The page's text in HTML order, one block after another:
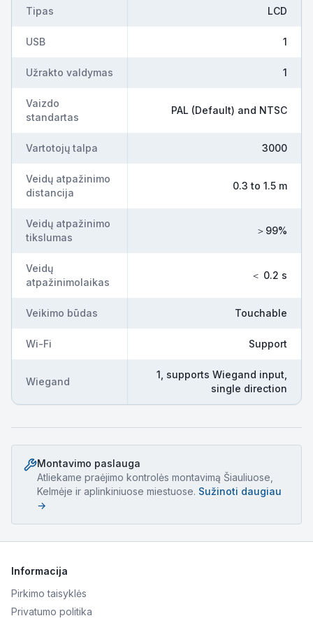
Tipas LCD
USB 1
Užrakto valdymas 1
Vaizdo
standartas
PAL (Default) and NTSC
Vartotojų talpa 3000
Veidų atpažinimo
distancija
0.3 to 1.5 m
Veidų atpažinimo
tikslumas
＞99%
Veidų
atpažinimolaikas
＜ 0.2 s
Veikimo būdas Touchable
Wi-Fi Support
Wiegand
1, supports Wiegand input,
single direction
Montavimo paslauga
Atliekame praėjimo kontrolės montavimą Šiauliuose,
Kelmėje ir aplinkiniuose miestuose. Sužinoti daugiau
→
Informacija
Pirkimo taisyklės
Privatumo politika